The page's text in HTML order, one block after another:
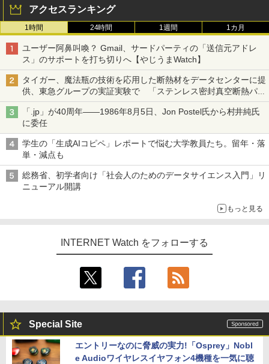
アクセスランキング
1時間 24時間 1週間 1カ月
ユーザー阿鼻叫喚？ Gmail、サードパーティの「送信元アドレ
ス」のサポートを打ち切りへ【やじうまWatch】
タイガー、魔法瓶の技術を応用した断熱材をデータセンターに提
供、東急グループの実証実験で 「ステンレス密封真空断熱パネ
ル TIVIP」
「.jp」が40周年――1986年8月5日、Jon Postel氏から村井純氏
に委任
学生の「生成AIコピペ」レポートで悩む大学教員たち。留年・落
単・減点も
総務省、初学者向け「社会人のためのデータサイエンス入門」リ
ニューアル開講
もっと見る
INTERNET Watch をフォローする
Special Site
エントリーなのに脅威の実力!「Osprey」Nobl
e Audioワイヤレスイヤフォン4機種を一気に聴